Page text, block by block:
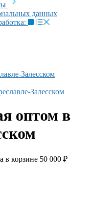
данных
Залесском
Залесском
оптом в
в корзине 50 000 ₽